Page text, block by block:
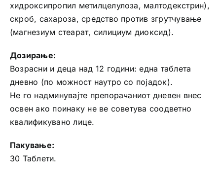
хидроксипропил метилцелулоза, малтодекстрин),
скроб, сахароза, средство против згрутчување
(магнезиум стеарат, силициум диоксид).
Дозирање:
Возрасни и деца над 12 години: една таблета
дневно (по можност наутро со појадок).
Не го надминувајте препорачаниот дневен внес
освен ако поинаку не ве советува соодветно
квалификувано лице.
Пакување:
30 Таблети.